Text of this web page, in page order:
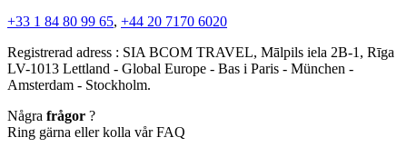
+33 1 84 80 99 65, +44 20 7170 6020
Registrerad adress : SIA BCOM TRAVEL, Mālpils iela 2B-1, Rīga
LV-1013 Lettland - Global Europe - Bas i Paris - München -
Amsterdam - Stockholm.
Några frågor ?
Ring gärna eller kolla vår FAQ